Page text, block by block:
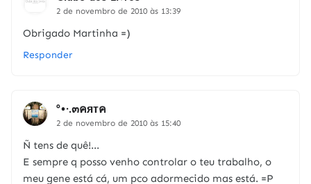
2 de novembro de 2010 às 13:39
Obrigado Martinha =)
Responder
°•·.๓คятค
2 de novembro de 2010 às 15:40
Ñ tens de quê!...
E sempre q posso venho controlar o teu trabalho, o
meu gene está cá, um pco adormecido mas está. =P